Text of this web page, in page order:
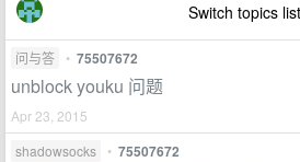
Switch topics list
问与答 • 75507672
unblock youku 问题
Apr 23, 2015
shadowsocks
• 75507672